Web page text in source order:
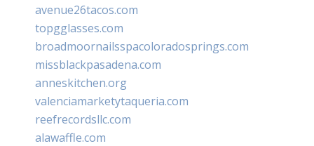
avenue26tacos.com
topgglasses.com
broadmoornailsspacoloradosprings.com
missblackpasadena.com
anneskitchen.org
valenciamarketytaqueria.com
reefrecordsllc.com
alawaffle.com